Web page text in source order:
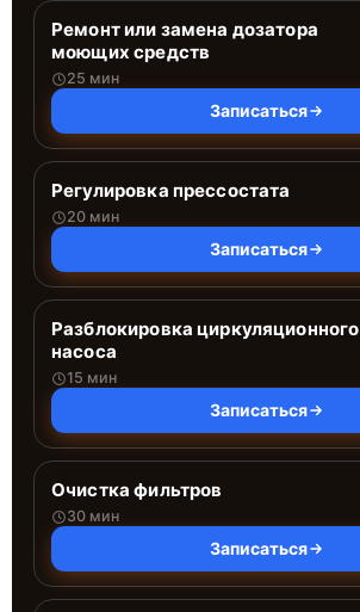
Ремонт или замена дозатора
моющих средств
25 мин
Записаться
Регулировка прессостата
20 мин
Записаться
Разблокировка циркуляционного
насоса
15 мин
Записаться
Очистка фильтров
30 мин
Записаться